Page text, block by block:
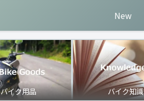
New
バイク用品 バイク知識